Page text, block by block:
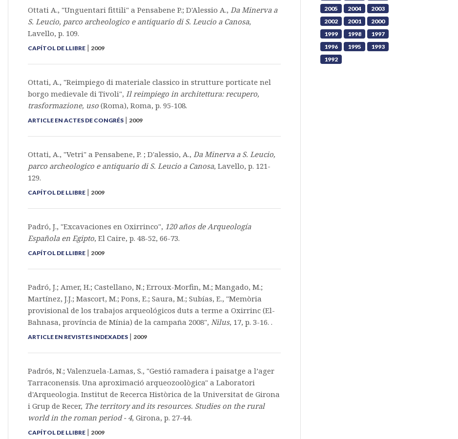
Ottati A., "Unguentari fittili" a Pensabene P.; D'Alessio A., Da Minerva a
S. Leucio, parco archeologico e antiquario di S. Leucio a Canosa,
Lavello, p. 109.
CAPÍTOL DE LLIBRE | 2009
Ottati, A., "Reimpiego di materiale classico in strutture porticate nel
borgo medievale di Tivoli", Il reimpiego in architettura: recupero,
trasformazione, uso (Roma), Roma, p. 95-108.
ARTICLE EN ACTES DE CONGRÉS | 2009
Ottati, A., "Vetri" a Pensabene, P. ; D'alessio, A., Da Minerva a S. Leucio,
parco archeologico e antiquario di S. Leucio a Canosa, Lavello, p. 121-
129.
CAPÍTOL DE LLIBRE | 2009
Padró, J., "Excavaciones en Oxirrinco", 120 años de Arqueología
Española en Egipto, El Caire, p. 48-52, 66-73.
CAPÍTOL DE LLIBRE | 2009
Padró, J.; Amer, H.; Castellano, N.; Erroux-Morfin, M.; Mangado, M.;
Martínez, J.J.; Mascort, M.; Pons, E.; Saura, M.; Subías, E., "Memòria
provisional de los trabajos arqueológicos duts a terme a Oxirrinc (El-
Bahnasa, província de Mínia) de la campaña 2008", Nilus, 17, p. 3-16. .
ARTICLE EN REVISTES INDEXADES | 2009
Padrós, N.; Valenzuela-Lamas, S., "Gestió ramadera i paisatge a l’ager
Tarraconensis. Una aproximació arqueozoològica" a Laboratori
d'Arqueologia. Institut de Recerca Històrica de la Universitat de Girona
i Grup de Recer, The territory and its resources. Studies on the rural
world in the roman period - 4, Girona, p. 27-44.
CAPÍTOL DE LLIBRE | 2009
2005
2004
2003
2002
2001
2000
1999
1998
1997
1996
1995
1993
1992